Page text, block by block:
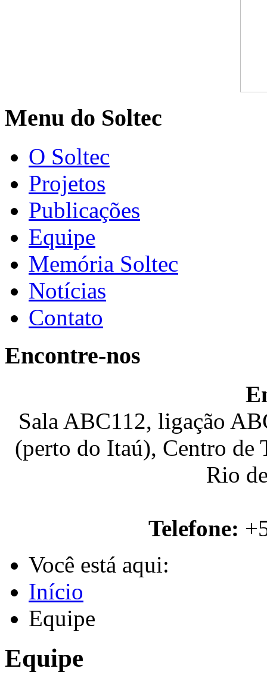
Menu do Soltec
O Soltec
Projetos
Publicações
Equipe
Memória Soltec
Notícias
Contato
Encontre-nos
Sala ABC112, ligação
(perto do Itaú), Centro de
Rio
Telefone:
Você está aqui:
Início
Equipe
Equipe